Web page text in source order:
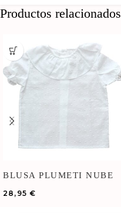
Productos relacionados
BLUSA PLUMETI NUBE
28,95€